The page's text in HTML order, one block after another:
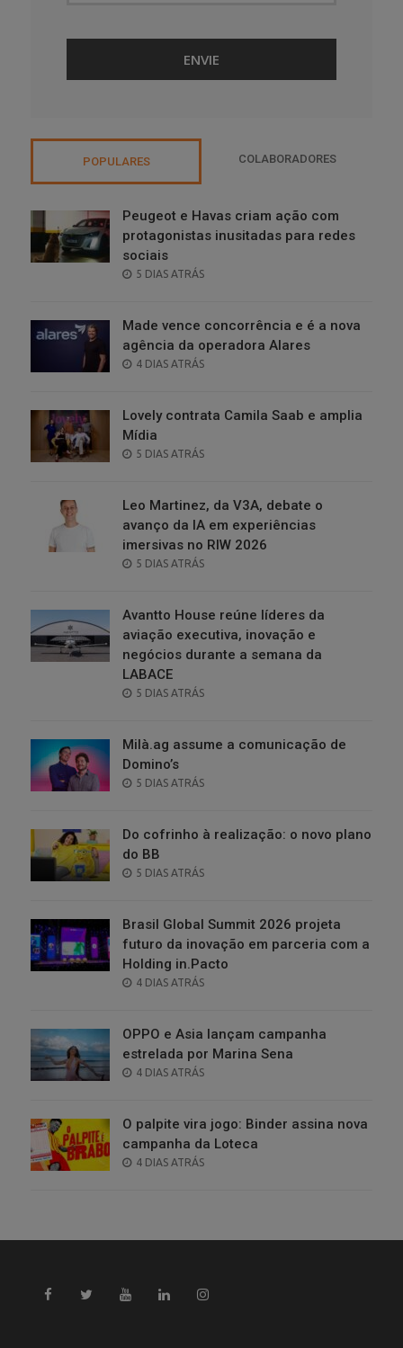
POPULARES COLABORADORES
Peugeot e Havas criam ação com
protagonistas inusitadas para redes
sociais
POSTED
5 DIAS ATRÁS
Made vence concorrência e é a nova
agência da operadora Alares
POSTED
4 DIAS ATRÁS
Lovely contrata Camila Saab e amplia
Mídia
POSTED
5 DIAS ATRÁS
Leo Martinez, da V3A, debate o
avanço da IA em experiências
imersivas no RIW 2026
POSTED
5 DIAS ATRÁS
Avantto House reúne líderes da
aviação executiva, inovação e
negócios durante a semana da
LABACE
POSTED
5 DIAS ATRÁS
Milà.ag assume a comunicação de
Domino’s
POSTED
5 DIAS ATRÁS
Do cofrinho à realização: o novo plano
do BB
POSTED
5 DIAS ATRÁS
Brasil Global Summit 2026 projeta
futuro da inovação em parceria com a
Holding in.Pacto
POSTED
4 DIAS ATRÁS
OPPO e Asia lançam campanha
estrelada por Marina Sena
POSTED
4 DIAS ATRÁS
O palpite vira jogo: Binder assina nova
campanha da Loteca
POSTED
4 DIAS ATRÁS